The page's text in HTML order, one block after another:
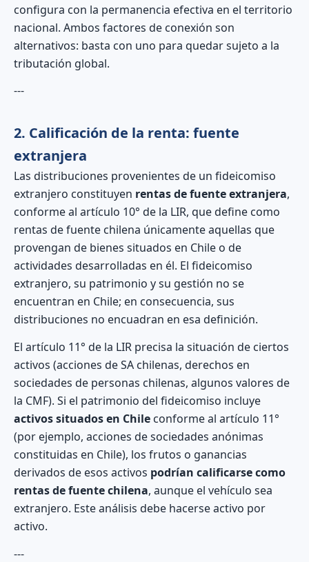
configura con la permanencia efectiva en el territorio
nacional. Ambos factores de conexión son
alternativos: basta con uno para quedar sujeto a la
tributación global.
---
2. Calificación de la renta: fuente
extranjera
Las distribuciones provenientes de un fideicomiso
extranjero constituyen rentas de fuente extranjera,
conforme al artículo 10° de la LIR, que define como
rentas de fuente chilena únicamente aquellas que
provengan de bienes situados en Chile o de
actividades desarrolladas en él. El fideicomiso
extranjero, su patrimonio y su gestión no se
encuentran en Chile; en consecuencia, sus
distribuciones no encuadran en esa definición.
El artículo 11° de la LIR precisa la situación de ciertos
activos (acciones de SA chilenas, derechos en
sociedades de personas chilenas, algunos valores de
la CMF). Si el patrimonio del fideicomiso incluye
activos situados en Chile conforme al artículo 11°
(por ejemplo, acciones de sociedades anónimas
constituidas en Chile), los frutos o ganancias
derivados de esos activos podrían calificarse como
rentas de fuente chilena, aunque el vehículo sea
extranjero. Este análisis debe hacerse activo por
activo.
---